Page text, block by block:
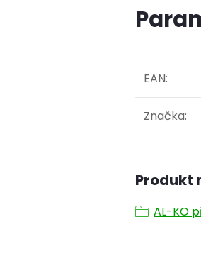
EAN:
Značka:
Produkt
AL-KO